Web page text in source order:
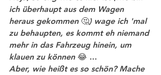
ich überhaupt aus dem Wagen
heraus gekommen 🤔) wage ich 'mal
zu behaupten, es kommt eh niemand
mehr in das Fahrzeug hinein, um
klauen zu können 😂 ...
Aber, wie heißt es so schön? Mache